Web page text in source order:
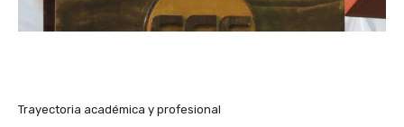
Trayectoria académica y profesional